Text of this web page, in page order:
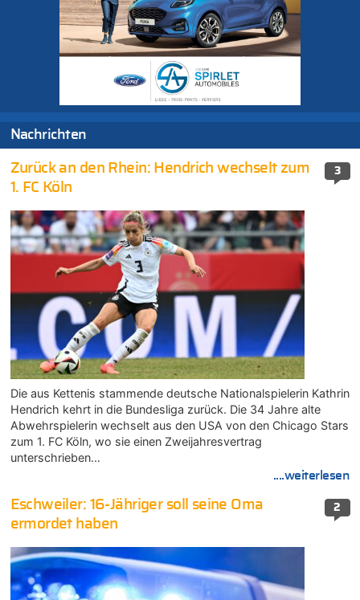
Nachrichten
3
Zurück an den Rhein: Hendrich wechselt zum
1. FC Köln
Die aus Kettenis stammende deutsche Nationalspielerin Kathrin
Hendrich kehrt in die Bundesliga zurück. Die 34 Jahre alte
Abwehrspielerin wechselt aus den USA von den Chicago Stars
zum 1. FC Köln, wo sie einen Zweijahresvertrag
unterschrieben…
....weiterlesen
2
Eschweiler: 16-Jähriger soll seine Oma
ermordet haben